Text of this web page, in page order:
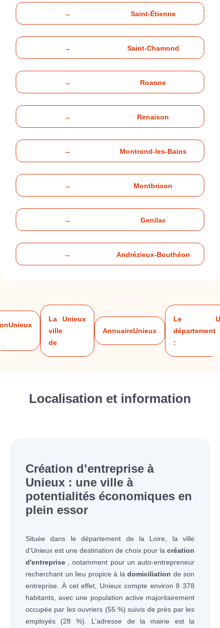
→ Saint-Étienne
→ Saint-Chamond
→ Roanne
→ Renaison
→ Montrond-les-Bains
→ Montbrison
→ Genilac
→ Andrézieux-Bouthéon
Unieux
La
ville
de
Unieux
AnnuaireUnieux
Le
département
:
Localisation et information
Création d’entreprise à
Unieux : une ville à
potentialités économiques en
plein essor
Située dans le département de la Loire, la ville
d'Unieux est une destination de choix pour la création
d'entreprise
, notamment pour un auto-entrepreneur
recherchant un lieu propice à la domiciliation de son
entreprise. À cet effet, Unieux compte environ 8 378
habitants, avec une population active majoritairement
occupée par les ouvriers (55 %) suivis de près par les
employés (28 %). L'adresse de la mairie est la